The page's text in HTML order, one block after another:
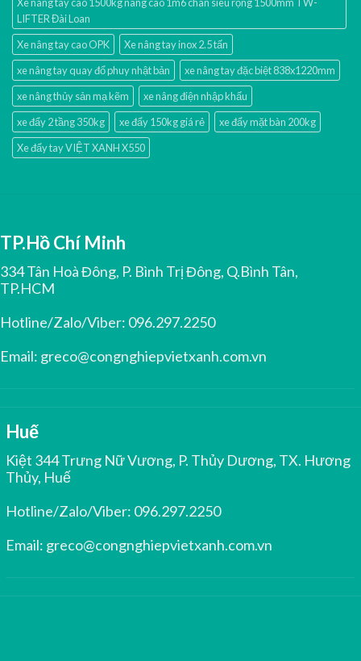
LIFTER Đài Loan
Xe nâng tay cao OPK
Xe nâng tay inox 2.5 tấn
xe nâng tay quay đổ phuy nhật bản
xe nâng tay đặc biệt 838x1220mm
xe nâng thủy sản mạ kẽm
xe nâng điện nhập khấu
xe đẩy 2 tầng 350kg
xe đẩy 150kg giá rẻ
xe đẩy mặt bàn 200kg
Xe đẩy tay VIỆT XANH X550
TP.Hồ Chí Minh
334 Tân Hoà Đông, P. Bình Trị Đông, Q.Bình Tân,
TP.HCM
Hotline/Zalo/Viber: 096.297.2250
Email: greco@congnghiepvietxanh.com.vn
Huế
Kiệt 344 Trưng Nữ Vương, P. Thủy Dương, TX. Hương
Thủy, Huế
Hotline/Zalo/Viber: 096.297.2250
Email: greco@congnghiepvietxanh.com.vn